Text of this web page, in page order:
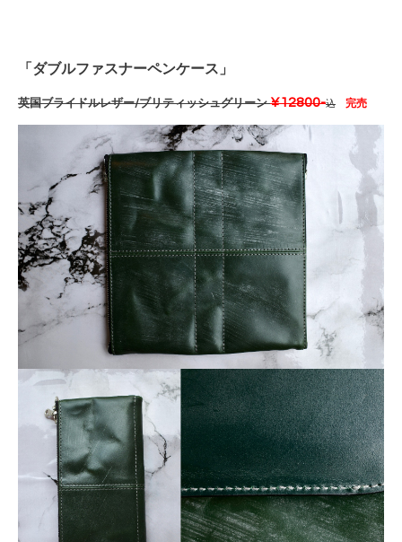
「ダブルファスナーペンケース」
英国ブライドルレザー/ブリティッシュグリーン¥12800-込 完売